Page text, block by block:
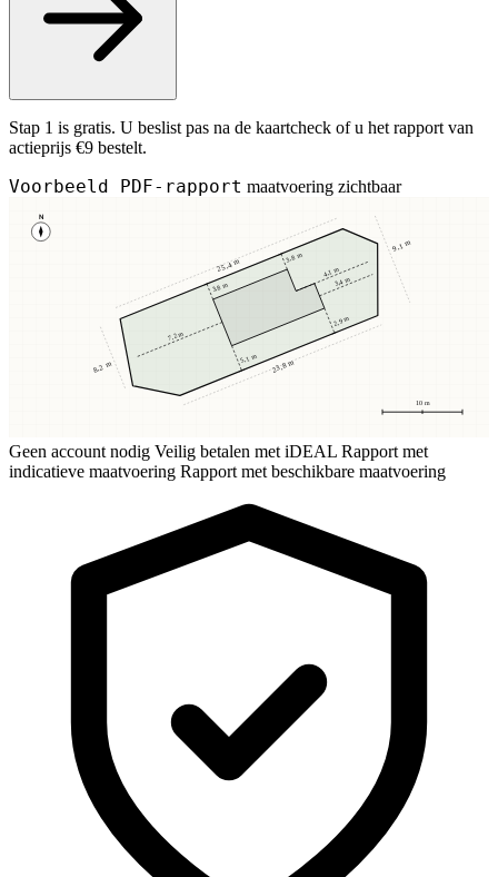
Stap 1 is gratis. U beslist pas na de kaartcheck of u het rapport van
actieprijs €9 bestelt.
Voorbeeld PDF-rapport maatvoering zichtbaar
N
10 m
3,8 m
3,8 m
5,1 m
2,9 m
7,2 m
3,4 m
4,1 m
25,4 m
23,8 m
8,2 m
9,1 m
Geen account nodig Veilig betalen met iDEAL Rapport met
indicatieve maatvoering Rapport met beschikbare maatvoering